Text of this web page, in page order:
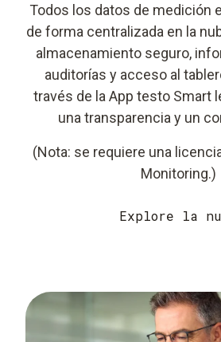
Todos los datos de medición
de forma centralizada en la
almacenamiento seguro,
auditorías y acceso al
través de la App testo Smart
una transparencia y un
(Nota: se requiere una
Monitoring.)
Explore la